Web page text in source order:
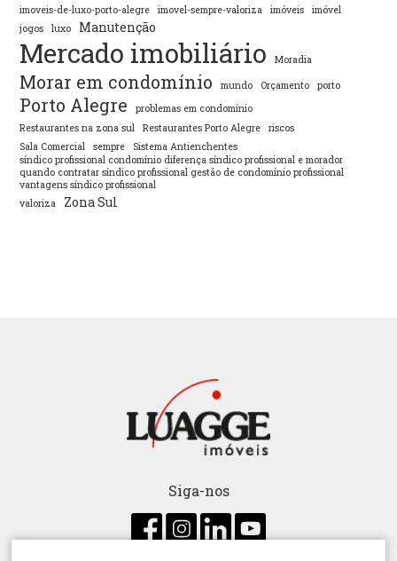
imoveis-de-luxo-porto-alegre imovel-sempre-valoriza imóveis
imóvel
jogos
luxo Manutenção
Mercado imobiliário Moradia
Morar em condomínio mundo Orçamento porto
Porto Alegre
problemas em condomínio
Restaurantes na zona sul
Restaurantes Porto Alegre
riscos
Sala Comercial
sempre
Sistema Antienchentes
síndico profissional condomínio diferença síndico profissional e morador
quando contratar síndico profissional gestão de condomínio profissional
vantagens síndico profissional
valoriza
Zona Sul
Siga-nos